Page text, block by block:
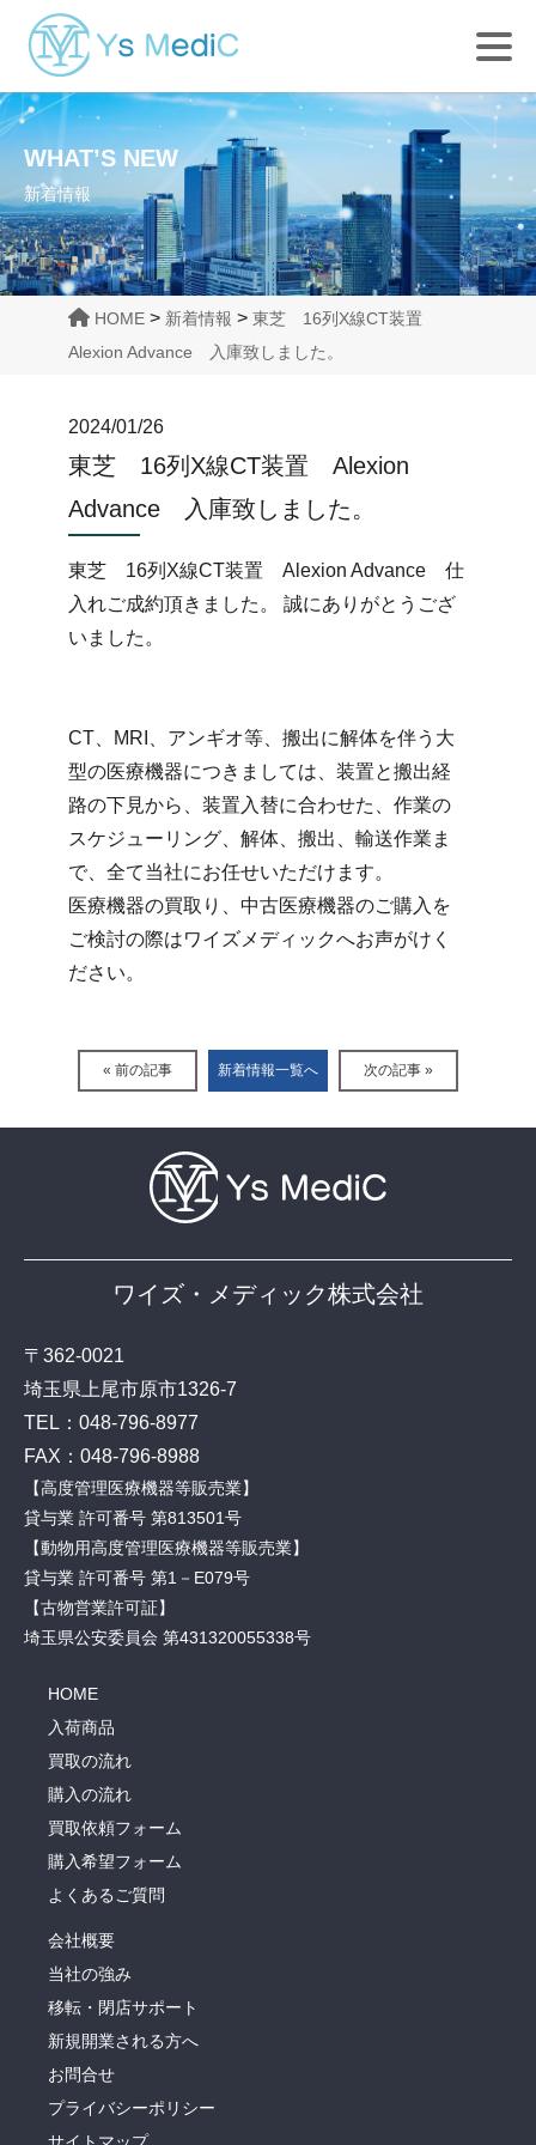
WHAT’S NEW
新着情報
HOME> 新着情報 > 東芝 16列X線CT装置
Alexion Advance 入庫致しました。
2024/01/26
東芝 16列X線CT装置 Alexion
Advance 入庫致しました。
東芝 16列X線CT装置 Alexion Advance 仕
入れご成約頂きました。 誠にありがとうござ
いました。
CT、MRI、アンギオ等、搬出に解体を伴う大
型の医療機器につきましては、装置と搬出経
路の下見から、装置入替に合わせた、作業の
スケジューリング、解体、搬出、輸送作業ま
で、全て当社にお任せいただけます。
医療機器の買取り、中古医療機器のご購入を
ご検討の際はワイズメディックへお声がけく
ださい。
« 前の記事 新着情報一覧へ 次の記事 »
ワイズ・メディック株式会社
〒362-0021
埼玉県上尾市原市1326-7
TEL： 048-796-8977
FAX：048-796-8988
【高度管理医療機器等販売業】
貸与業 許可番号 第813501号
【動物用高度管理医療機器等販売業】
貸与業 許可番号 第1－E079号
【古物営業許可証】
埼玉県公安委員会 第431320055338号
HOME
入荷商品
買取の流れ
購入の流れ
買取依頼フォーム
購入希望フォーム
よくあるご質問
会社概要
当社の強み
移転・閉店サポート
新規開業される方へ
お問合せ
プライバシーポリシー
サイトマップ